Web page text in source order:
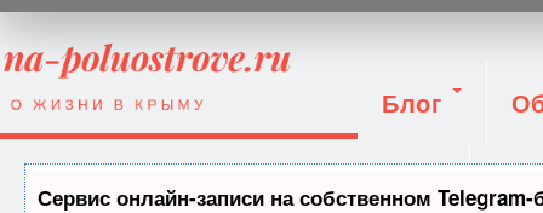
Блог
Вход
Сервис онлайн-записи на собственном Telegram-